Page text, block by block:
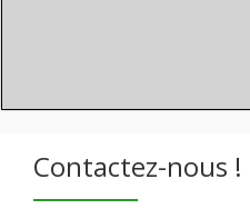
Contactez-nous !